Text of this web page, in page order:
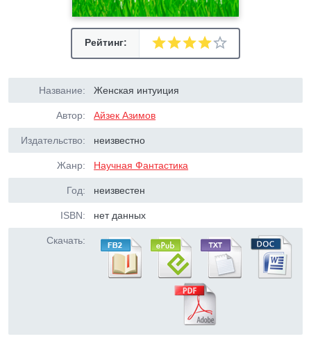
Рейтинг:
Название: Женская интуиция
Автор: Айзек Азимов
Издательство: неизвестно
Жанр: Научная Фантастика
Год: неизвестен
ISBN: нет данных
Скачать: